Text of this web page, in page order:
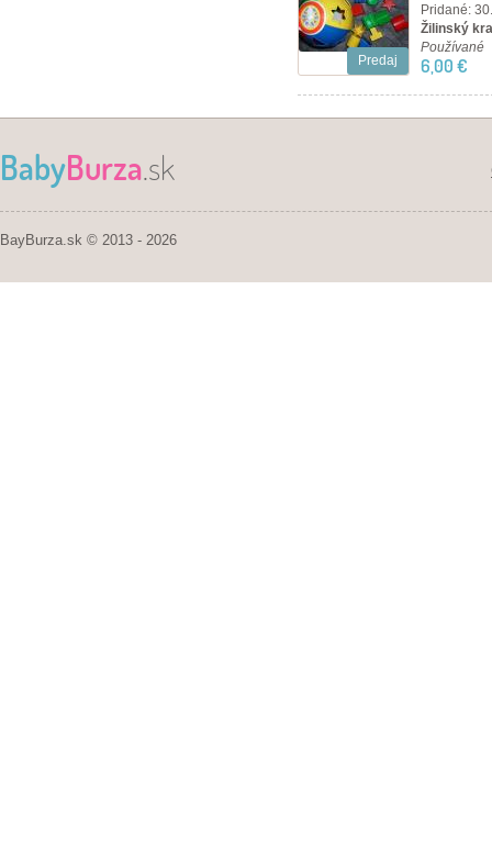
Predaj
Pridané:
Žilinský
Používané
6,00 €
BabyBurza.sk
BayBurza.sk © 2013 - 2026